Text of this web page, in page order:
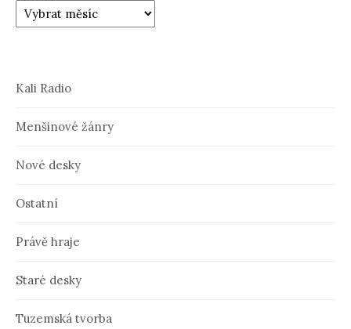
Kali Radio
Menšinové žánry
Nové desky
Ostatní
Právě hraje
Staré desky
Tuzemská tvorba